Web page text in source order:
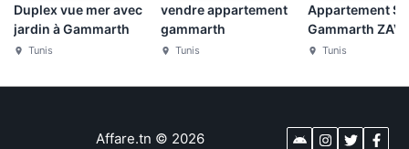
Duplex vue mer avec
jardin à Gammarth
Tunis
vendre appartement
gammarth
Tunis
Appartement
Gammarth
Tunis
Affare.tn © 2026